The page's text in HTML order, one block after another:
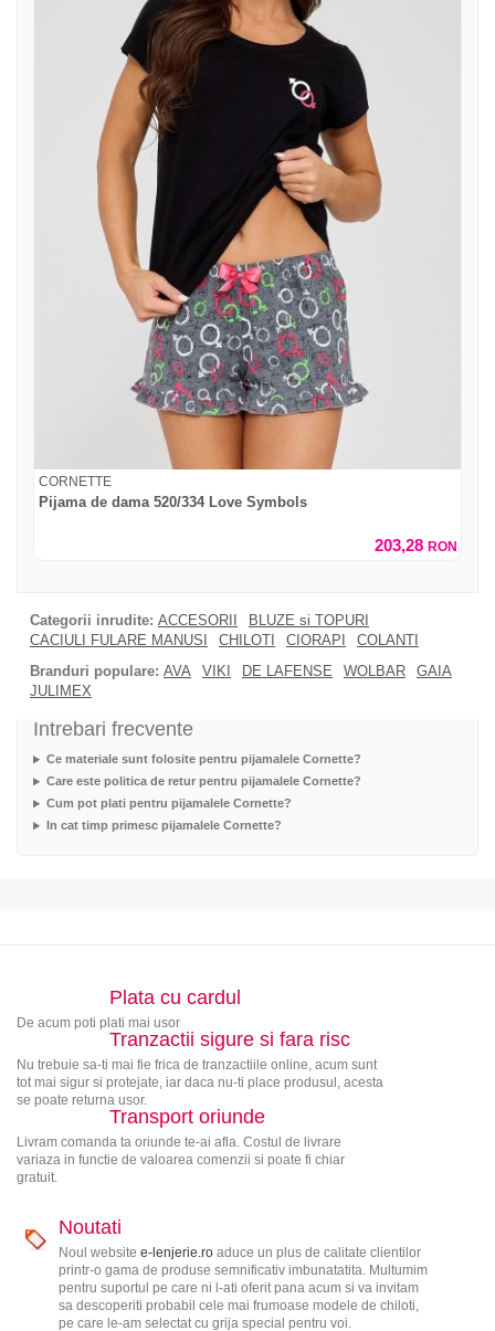
CORNETTE
Pijama de dama 520/334 Love Symbols
203,28 RON
Categorii inrudite: ACCESORII
BLUZE si TOPURI
CACIULI FULARE MANUSI
CHILOTI CIORAPI
COLANTI
Branduri populare: AVA VIKI DE LAFENSE WOLBAR
GAIA
JULIMEX
Intrebari frecvente
Ce materiale sunt folosite pentru pijamalele Cornette?
Care este politica de retur pentru pijamalele Cornette?
Cum pot plati pentru pijamalele Cornette?
In cat timp primesc pijamalele Cornette?
Plata cu cardul
De acum poti plati mai usor
Tranzactii sigure si fara risc
Nu trebuie sa-ti mai fie frica de tranzactiile online, acum sunt
tot mai sigur si protejate, iar daca nu-ti place produsul, acesta
se poate returna usor.
Transport oriunde
Livram comanda ta oriunde te-ai afla. Costul de livrare
variaza in functie de valoarea comenzii si poate fi chiar
gratuit.
Noutati
Noul website e-lenjerie.roaduce un plus de calitate clientilor
printr-o gama de produse semnificativ imbunatatita. Multumim
pentru suportul pe care ni l-ati oferit pana acum si va invitam
sa descoperiti probabil cele mai frumoase modele de chiloti,
pe care le-am selectat cu grija special pentru voi.